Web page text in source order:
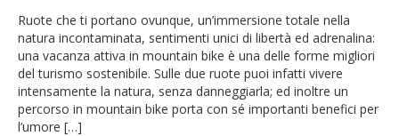
Ruote che ti portano ovunque, un’immersione totale nella
natura incontaminata, sentimenti unici di libertà ed adrenalina:
una vacanza attiva in mountain bike è una delle forme migliori
del turismo sostenibile. Sulle due ruote puoi infatti vivere
intensamente la natura, senza danneggiarla; ed inoltre un
percorso in mountain bike porta con sé importanti benefici per
l’umore […]